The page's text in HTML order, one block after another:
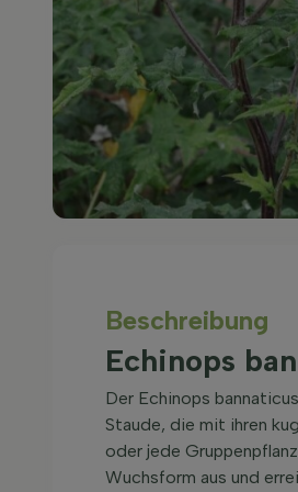
Beschreibung
Echinops
Der Echinops
Staude, die mit ihren
oder jede
Wuchsform aus und